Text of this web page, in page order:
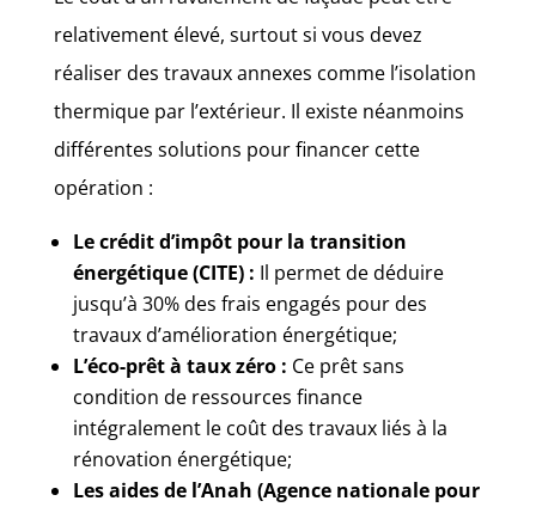
relativement élevé, surtout si vous devez
réaliser des travaux annexes comme l’isolation
thermique par l’extérieur. Il existe néanmoins
différentes solutions pour financer cette
opération :
Le crédit d’impôt pour la transition
énergétique (CITE) : Il permet de déduire
jusqu’à 30% des frais engagés pour des
travaux d’amélioration énergétique;
L’éco-prêt à taux zéro : Ce prêt sans
condition de ressources finance
intégralement le coût des travaux liés à la
rénovation énergétique;
Les aides de l’Anah (Agence nationale pour